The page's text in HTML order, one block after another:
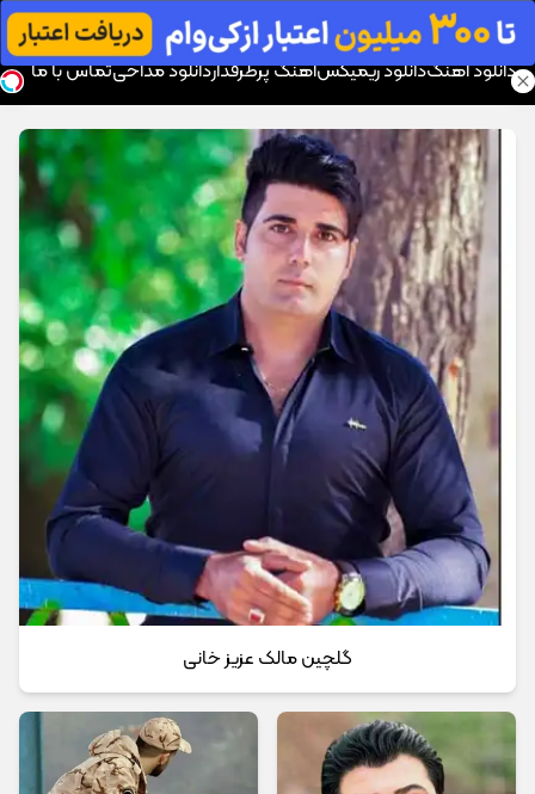
موزیک تار
دانلود آهنگدانلود ریمیکسآهنگ پرطرفداردانلود مداحیتماس با ما
گلچین مالک عزیز خانی